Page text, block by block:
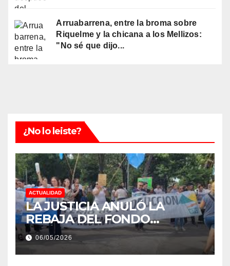
Arruabarrena, entre la broma sobre
Riquelme y la chicana a los Mellizos:
"No sé que dijo...
¿No lo leiste?
ACTUALIDAD
LA JUSTICIA ANULÓ LA
REBAJA DEL FONDO
ESTÍMULO A EMPLEADOS DE
PRODUCCIÓN DE LA
PROVINCIA DEL CHACO
06/05/2026